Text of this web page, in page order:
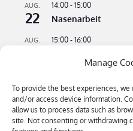
Manage
To provide the best experiences,
and/or access device information.
allow us to process data such as
site. Not consenting or withdrawing
AUG.
22
14:00 -15:00
Nasenarbeit
AUG. 15:00 -16:00
23 Flusswandern –
SEP.
4
16:00- 18:30
Bitte kommen –